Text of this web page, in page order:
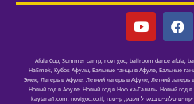
Afula Cup, Summer camp, novו god, ballroom dance afula,
HaEmek, Кубок Афулы, Бальные танцы в Афуле, Бальные
Эмек, Лагерь в Афуле, Летний лагерь в Афуле, Летний лагерь
Новый год в Афуле, Новый год в Ноф ха-Галиль, Новый год в
kaytana1.com, novigod.co.il, סלוניים במגדל העמק, קייטנה